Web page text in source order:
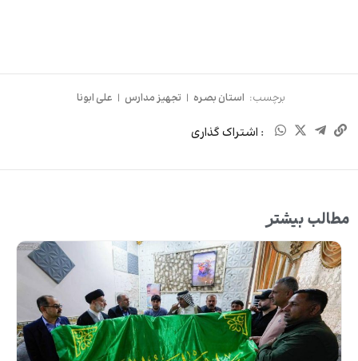
برچسب: استان بصره | تجهیز مدارس | علی ابونا
: اشتراک گذاری
مطالب بیشتر